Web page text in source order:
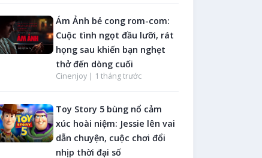
Ám Ảnh bẻ cong rom-com:
Cuộc tình ngọt đầu lưỡi, rát
họng sau khiến bạn nghẹt
thở đến dòng cuối
Cinenjoy | 1 tháng trước
Toy Story 5 bùng nổ cảm
xúc hoài niệm: Jessie lên vai
dẫn chuyện, cuộc chơi đổi
nhịp thời đại số